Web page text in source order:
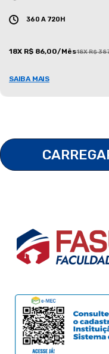
360 A 720H
18X R$ 86,00/Mês18X R$
SAIBA MAIS